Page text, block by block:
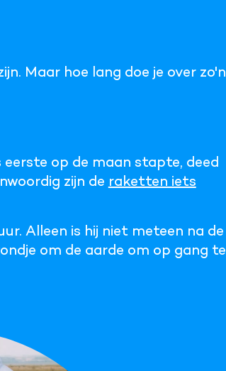
Maar hoe lang doe je over zo'n
op de maan stapte, deed
zijn de raketten iets
Alleen is hij niet meteen na de
om de aarde om op gang te